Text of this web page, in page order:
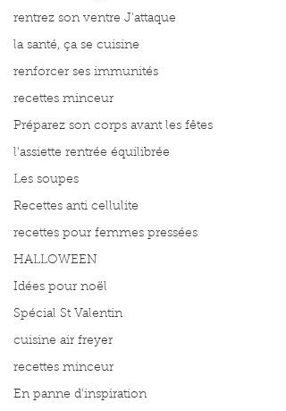
rentrez son ventre J'attaque
la santé, ça se cuisine
renforcer ses immunités
recettes minceur
Préparez son corps avant les fêtes
l'assiette rentrée équilibrée
Les soupes
Recettes anti cellulite
recettes pour femmes pressées
HALLOWEEN
Idées pour noël
Spécial St Valentin
cuisine air freyer
recettes minceur
En panne d'inspiration